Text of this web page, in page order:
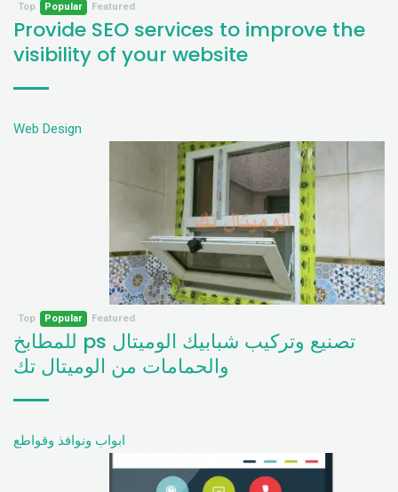
Featured
Popular
Top
Provide SEO services to improve the
visibility of your website
Web Design
Featured
Popular
Top
تصنيع وتركيب شبابيك الوميتال ps للمطابخ
والحمامات من الوميتال تك
ابواب ونوافذ وقواطع